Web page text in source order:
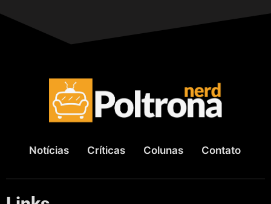
Notícias Críticas Colunas Contato